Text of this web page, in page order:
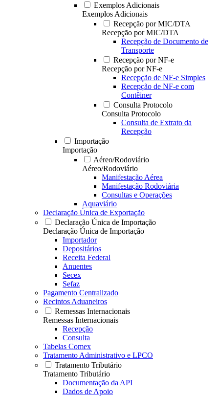
Exemplos Adicionais
Exemplos Adicionais
Recepção por MIC/DTA
Recepção por MIC/DTA
Recepção de Documento de
Transporte
Recepção por NF-e
Recepção por NF-e
Recepção de NF-e Simples
Recepção de NF-e com
Contêiner
Consulta Protocolo
Consulta Protocolo
Consulta de Extrato da
Recepção
Importação
Importação
Aéreo/Rodoviário
Aéreo/Rodoviário
Manifestação Aérea
Manifestação Rodoviária
Consultas e Operações
Aquaviário
Declaração Única de Exportação
Declaração Única de Importação
Declaração Única de Importação
Importador
Depositários
Receita Federal
Anuentes
Secex
Sefaz
Pagamento Centralizado
Recintos Aduaneiros
Remessas Internacionais
Remessas Internacionais
Recepção
Consulta
Tabelas Comex
Tratamento Administrativo e LPCO
Tratamento Tributário
Tratamento Tributário
Documentação da API
Dados de Apoio